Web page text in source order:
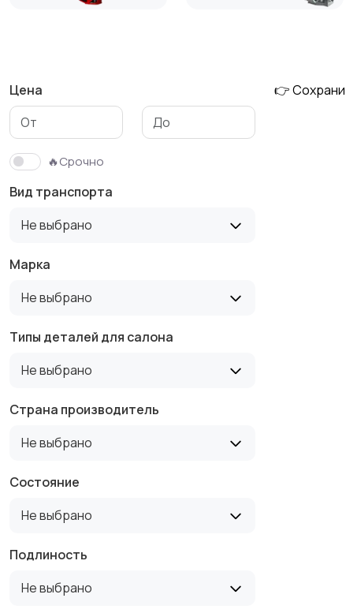
Цена
🔥Срочно
Вид транспорта
Не выбрано
Марка
Не выбрано
Типы деталей для салона
Не выбрано
Страна производитель
Не выбрано
Состояние
Не выбрано
Подлиность
Не выбрано
👉